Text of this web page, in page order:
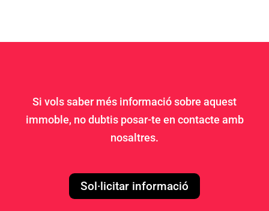
Si vols saber més informació sobre aquest
immoble, no dubtis posar-te en contacte amb
nosaltres.
Sol·licitar informació